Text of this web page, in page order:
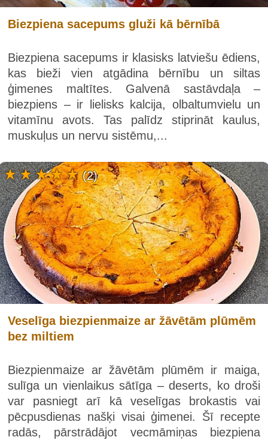
Biezpiena sacepums gluži kā bērnībā
Biezpiena sacepums ir klasisks latviešu ēdiens,
kas bieži vien atgādina bērnību un siltas
ģimenes maltītes. Galvenā sastāvdaļa –
biezpiens – ir lielisks kalcija, olbaltumvielu un
vitamīnu avots. Tas palīdz stiprināt kaulus,
muskuļus un nervu sistēmu,...
Veselīga biezpienmaize ar žāvētām plūmēm
bez miltiem
Biezpienmaize ar žāvētām plūmēm ir maiga,
sulīga un vienlaikus sātīga – deserts, ko droši
var pasniegt arī kā veselīgas brokastis vai
pēcpusdienas našķi visai ģimenei. Šī recepte
radās, pārstrādājot vecmāmiņas biezpiena
(2)